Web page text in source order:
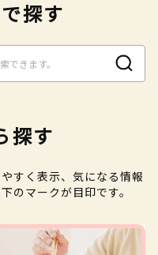
探す
探す
すく表示、気になる情報
のマークが目印です。